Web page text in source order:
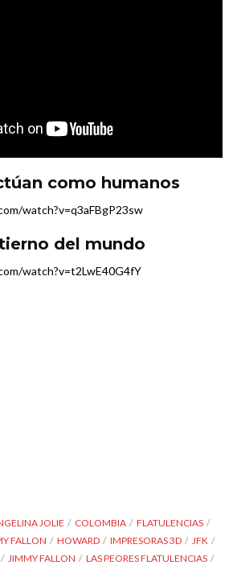
como humanos
watch?v=q3aFBgP23sw
del mundo
watch?v=t2LwE40G4fY
JOLIE COLOMBIA
FLATULENCIAS
FALLON HOWARD IMPRESORAS 3D
JFK
JIMMY FALLON
LAS PEORES FLATULENCIAS